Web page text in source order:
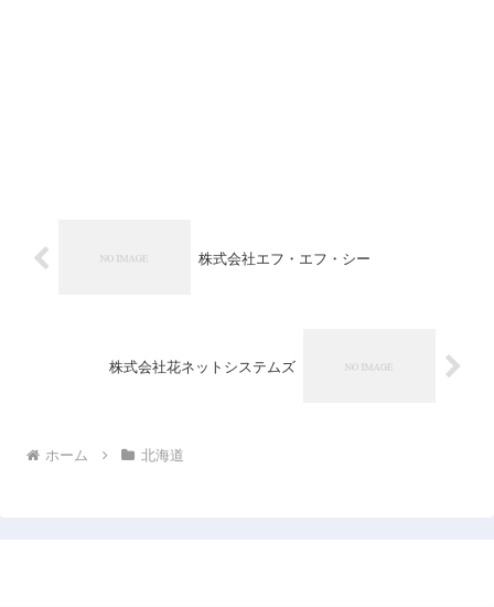
株式会社エフ・エフ・シー
株式会社花ネットシステムズ
ホーム 北海道